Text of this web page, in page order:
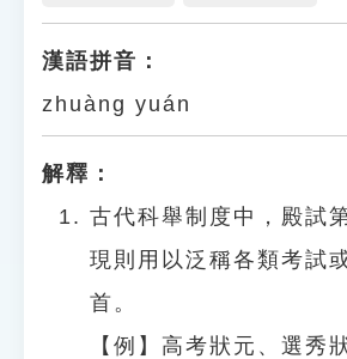
貓頭鷹博士
漢語拼音：
zhuàng yuán
解釋：
古代科舉制度中，殿試
現則用以泛稱各類考試
首。
【例】高考狀元、選秀